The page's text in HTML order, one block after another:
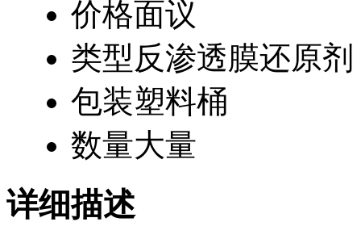
价格面议
类型 反渗透膜还原剂
包装塑料桶
数量大量
详细描述